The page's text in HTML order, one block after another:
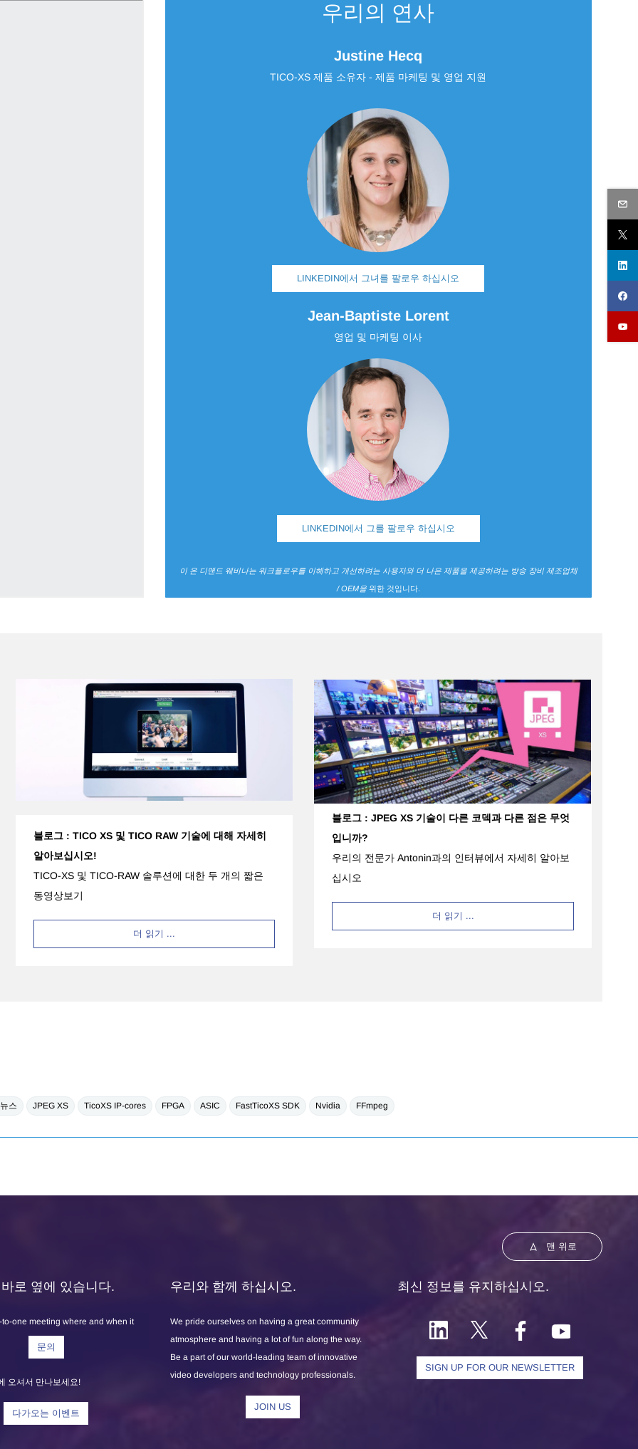
우리의 연사
Justine Hecq
TICO-XS 제품 소유자 - 제품 마케팅 및 영업 지원
LINKEDIN에서 그녀를 팔로우 하십시오
Jean-Baptiste Lorent
영업 및 마케팅 이사
LINKEDIN에서 그를 팔로우 하십시오
이 온 디맨드 웨비나는 워크플로우를 이해하고 개선하려는 사용자와 더 나은 제품을 제공하려는 방송 장비 제조업체
/ OEM을위한 것입니다.
블로그 : TICO XS 및 TICO RAW 기술에 대해 자세히
알아보십시오!
TICO-XS 및 TICO-RAW 솔루션에 대한 두 개의 짧은
동영상보기
더 읽기 ...
블로그 :JPEG XS 기술이 다른 코덱과 다른 점은 무엇
입니까?
우리의 전문가 Antonin과의 인터뷰에서 자세히 알아보
십시오
더 읽기 ...
스 JPEG XS TicoXS IP-cores FPGA ASIC FastTicoXS SDK Nvidia FFmpeg
맨 위로
로 옆에 있습니다.
one meeting where and when it
문의
오셔서 만나보세요!
다가오는 이벤트
우리와 함께 하십시오.
We pride ourselves on having a great community
atmosphere and having a lot of fun along the way.
Be a part of our world-leading team of innovative
video developers and technology professionals.
JOIN US
최신 정보를 유지하십시오.
SIGN UP FOR OUR NEWSLETTER